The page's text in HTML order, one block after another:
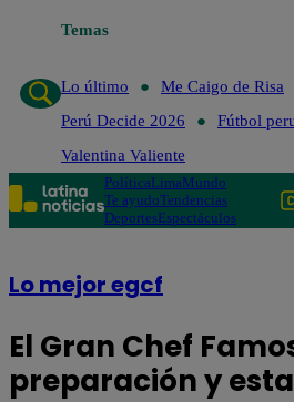
Temas
Lo último
Me Caigo de Risa
Perú Decide 2026
Fútbol
Valentina Valiente
PolíticaLimaMundo
Te ayudoTendencias
DeportesEspectáculos
Lo mejor egcf
El Gran Chef
preparación y